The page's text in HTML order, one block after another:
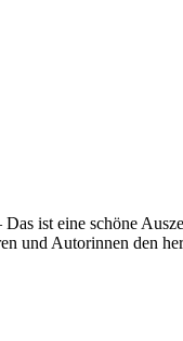
ist eine schöne
und Autorinnen den